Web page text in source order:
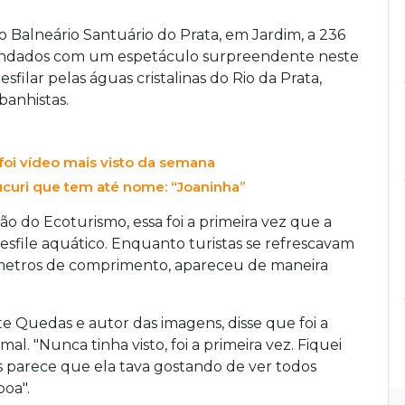
Santuário do Prata, em Jardim, a 236
com um espetáculo surpreendente neste
pelas águas cristalinas do Rio da Prata,
vídeo mais visto da semana
que tem até nome: “Joaninha”
do Ecoturismo, essa foi a primeira vez que a
aquático. Enquanto turistas se refrescavam
de comprimento, apareceu de maneira
Quedas e autor das imagens, disse que foi a
"Nunca tinha visto, foi a primeira vez. Fiquei
parece que ela tava gostando de ver todos